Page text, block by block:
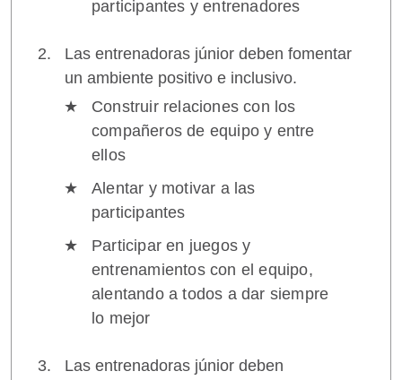
participantes y entrenadores
Las entrenadoras júnior deben fomentar
un ambiente positivo e inclusivo.
Construir relaciones con los
compañeros de equipo y entre
ellos
Alentar y motivar a las
participantes
Participar en juegos y
entrenamientos con el equipo,
alentando a todos a dar siempre
lo mejor
Las entrenadoras júnior deben